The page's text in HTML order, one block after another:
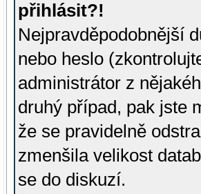
přihlásit?!
Nejpravděpodobnější
nebo heslo
administrátor z
druhý případ, pak jste
že se pravidelně
zmenšila velikost
se do diskuzí.